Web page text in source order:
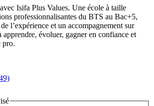
Isifa Plus Values. Une école à taille
professionnalisantes du BTS au Bac+5,
l’expérience et un accompagnement sur
apprendre, évoluer, gagner en confiance et
pro.